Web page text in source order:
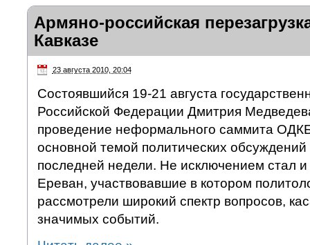
Армяно-российская
Кавказе
23 августа 2010, 20:04
Состоявшийся 19-21 августа
Российской Федерации Дмитрия
проведение неформального саммита
основной темой политических
последней недели. Не исключением стал
Ереван, участвовавшие в котором
рассмотрели широкий спектр вопросов,
значимых событий.